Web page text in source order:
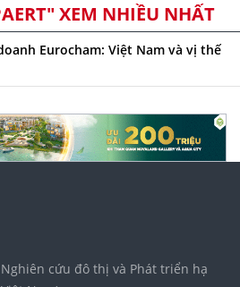
XEM NHIỀU NHẤT
Eurocham: Việt Nam và vị thế
cứu đô thị và Phát triển hạ